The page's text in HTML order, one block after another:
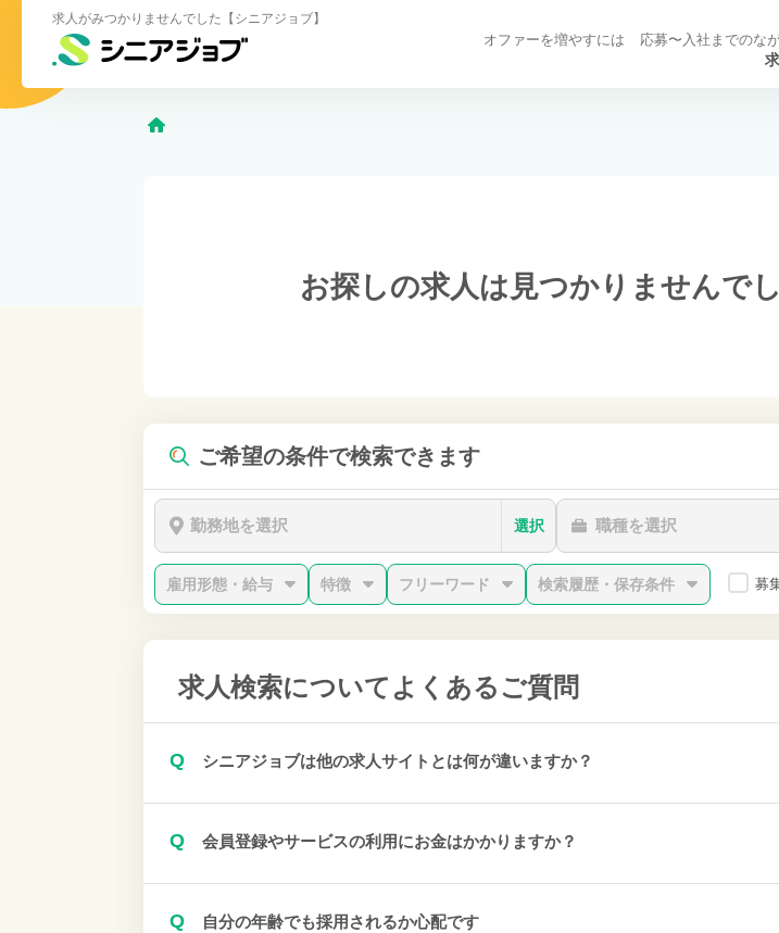
求人がみつかりませんでした【シニアジョブ】
オファーを増やすには 応募〜入社までのな
お探しの求人は 見つかりませんで
ご希望の条件で検索できます
勤務地を選択 選択 職種を選択
雇用形態・給与 特徴 フリーワード 検索履歴・保存条件 募
求人検索について よくあるご質問
Q シニアジョブは他の求人サイトとは何が違いますか？
Q 会員登録やサービスの利用にお金はかかりますか？
Q 自分の年齢でも採用されるか心配です